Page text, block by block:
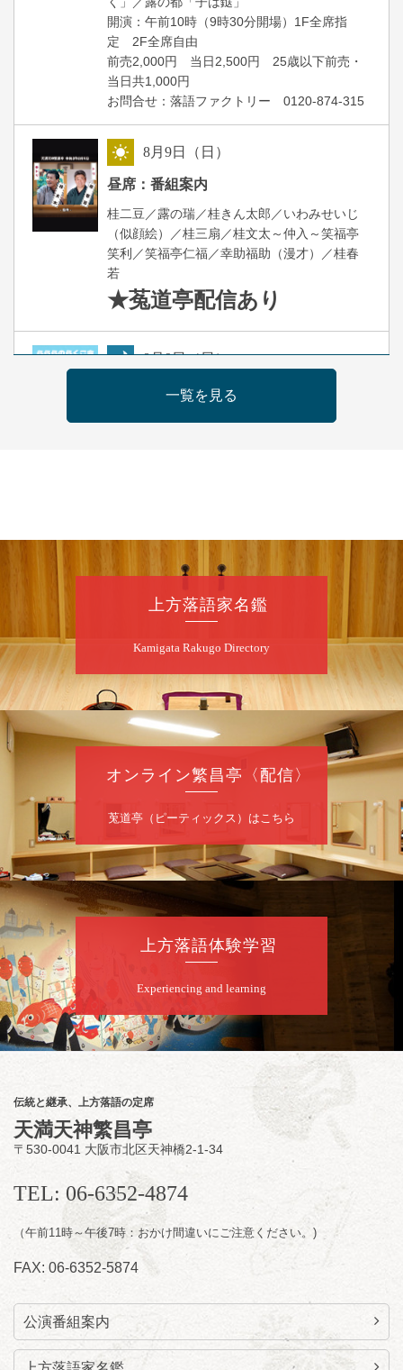
開演：午前10時（9時30分開場）1F全席指
定 2F全席自由
前売2,000円 当日2,500円 25歳以下前売・
当日共1,000円
お問合せ：落語ファクトリー 0120-874-315
8月9日（日）
昼席：番組案内
桂二豆／露の瑞／桂きん太郎／いわみせいじ
（似顔絵）／桂三扇／桂文太～仲入～笑福亭
笑利／笑福亭仁福／幸助福助（漫才）／桂春
若
★菟道亭配信あり
8月9日（日）
らららのらくご会④
桂雀太「まんじゅうこわい」／桂三度「青
お問合せ：らららのらくご会予約事務局
090-6976-1777 email：
lalalanorakugo@gmail.com
昼
桂九寿玉／桂弥太郎／桂かい枝※／けんたと
ももえ（音曲漫才）※／笑福亭三喬／桂米二
～仲入～桂咲之輔／林家染団治／渡辺あきら
（ジャグリング）／笑福亭松枝（※…配信は
ございません）
★菟道亭配信あり
夜
8月10日（月）
桂慶治朗 月例奮闘落語会 八月席
桂慶治朗「鉄砲勇助」「植木屋娘」ほか一席
／桂弥壱「開口一番」
前売2,000円 当日2,500円
お問合せ：慶治朗落語会事務局 090-8126-
2020
★菟道亭配信あり
配信の
購入はこちらをクリック
8月11日（火）
昼席：番組案内
桂九寿玉／桂弥太郎／桂かい枝※／けんたと
ももえ（音曲漫才）※／笑福亭三喬／桂米平
～仲入～桂咲之輔／林家染団治／キタノ大地
（マジック）／笑福亭松枝（※…配信はござ
★菟道亭 配信あり
一覧を見る
上方落語家名鑑
Kamigata Rakugo Directory
オンライン繁昌亭〈配信〉
莵道亭（ピーティックス）はこちら
上方落語体験学習
Experiencing and learning
伝統と継承、上方落語の定席
天満天神繁昌亭
〒530-0041 大阪市北区天神橋2-1-34
TEL: 06-6352-4874
（午前11時～午後7時：おかけ間違いにご注意ください。)
FAX: 06-6352-5874
公演番組案内